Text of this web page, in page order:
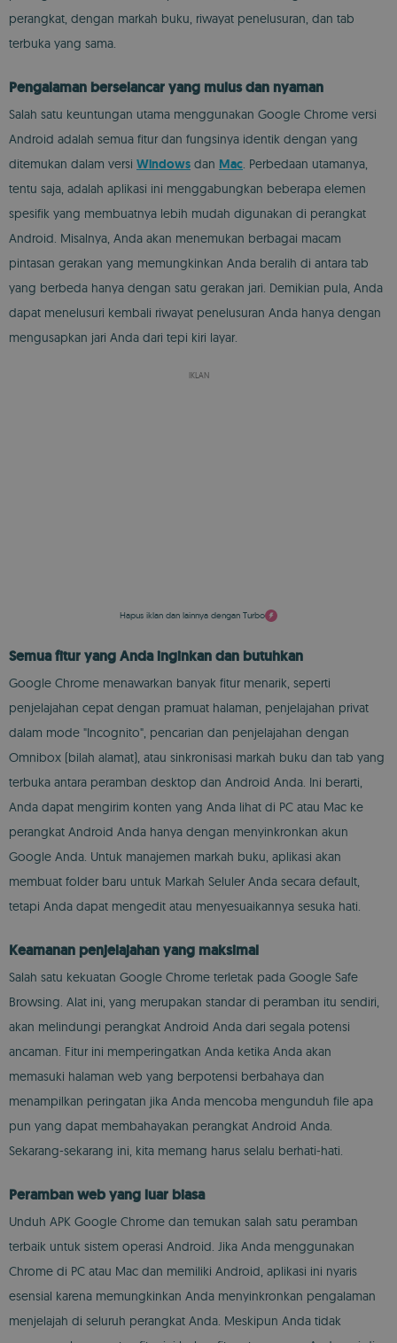
perangkat, dengan markah buku, riwayat penelusuran, dan tab
terbuka yang sama.
Pengalaman berselancar yang mulus dan nyaman
Salah satu keuntungan utama menggunakan Google Chrome versi
Android adalah semua fitur dan fungsinya identik dengan yang
ditemukan dalam versi Windows dan Mac. Perbedaan utamanya,
tentu saja, adalah aplikasi ini menggabungkan beberapa elemen
spesifik yang membuatnya lebih mudah digunakan di perangkat
Android. Misalnya, Anda akan menemukan berbagai macam
pintasan gerakan yang memungkinkan Anda beralih di antara tab
yang berbeda hanya dengan satu gerakan jari. Demikian pula, Anda
dapat menelusuri kembali riwayat penelusuran Anda hanya dengan
mengusapkan jari Anda dari tepi kiri layar.
IKLAN
Hapus iklan dan lainnya dengan Turbo
Semua fitur yang Anda inginkan dan butuhkan
Google Chrome menawarkan banyak fitur menarik, seperti
penjelajahan cepat dengan pramuat halaman, penjelajahan privat
dalam mode "Incognito", pencarian dan penjelajahan dengan
Omnibox (bilah alamat), atau sinkronisasi markah buku dan tab yang
terbuka antara peramban desktop dan Android Anda. Ini berarti,
Anda dapat mengirim konten yang Anda lihat di PC atau Mac ke
perangkat Android Anda hanya dengan menyinkronkan akun
Google Anda. Untuk manajemen markah buku, aplikasi akan
membuat folder baru untuk Markah Seluler Anda secara default,
tetapi Anda dapat mengedit atau menyesuaikannya sesuka hati.
Keamanan penjelajahan yang maksimal
Salah satu kekuatan Google Chrome terletak pada Google Safe
Browsing. Alat ini, yang merupakan standar di peramban itu sendiri,
akan melindungi perangkat Android Anda dari segala potensi
ancaman. Fitur ini memperingatkan Anda ketika Anda akan
memasuki halaman web yang berpotensi berbahaya dan
menampilkan peringatan jika Anda mencoba mengunduh file apa
pun yang dapat membahayakan perangkat Android Anda.
Sekarang-sekarang ini, kita memang harus selalu berhati-hati.
Peramban web yang luar biasa
Unduh APK Google Chrome dan temukan salah satu peramban
terbaik untuk sistem operasi Android. Jika Anda menggunakan
Chrome di PC atau Mac dan memiliki Android, aplikasi ini nyaris
esensial karena memungkinkan Anda menyinkronkan pengalaman
menjelajah di seluruh perangkat Anda. Meskipun Anda tidak